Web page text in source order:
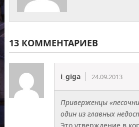
13 КОММЕНТАРИЕВ
i_giga 24.09.2013
Приверженцы
один из главных
Это утверждение в